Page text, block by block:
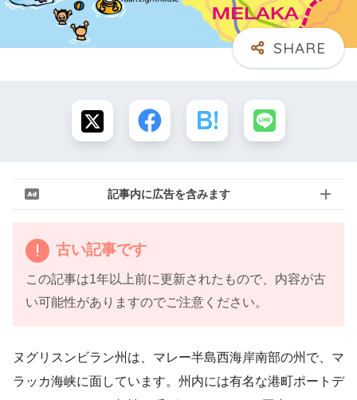
記事内に広告を含みます
古い記事です
この記事は1年以上前に更新されたもので、内容が古
い可能性がありますのでご注意ください。
ヌグリスンビラン州は、マレー半島西海岸南部の州で、マ
ラッカ海峡に面しています。州内には有名な港町ポートデ